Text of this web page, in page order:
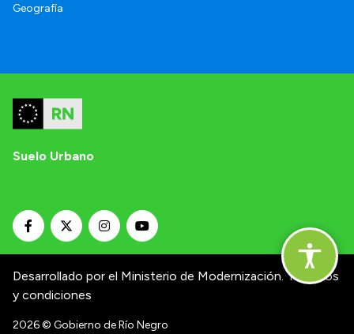
Geografía
Suelo Urbano
Desarrollado por el Ministerio de Modernización. Términos
y condiciones
2026© Gobierno de Río Negro